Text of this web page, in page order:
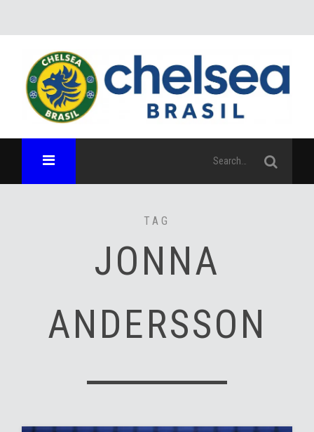
TAG
JONNA
ANDERSSON